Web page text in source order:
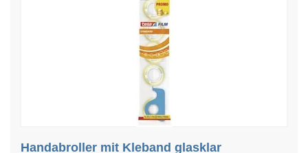
Handabroller mit Kleband glasklar